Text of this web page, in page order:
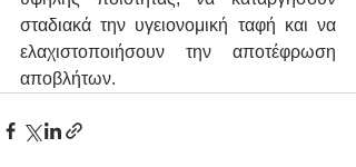
σταδιακά την υγειονομική ταφή και να
ελαχιστοποιήσουν την αποτέφρωση
αποβλήτων.